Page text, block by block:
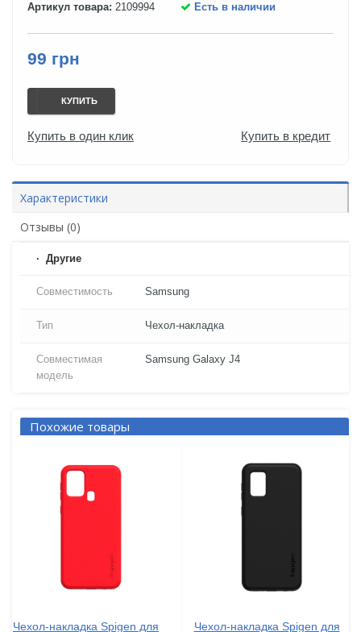
Артикул товара: 2109994 Есть в наличии
99 грн
КУПИТЬ
Купить в один клик Купить в кредит
Характеристики
Отзывы (0)
Другие
Совместимость Samsung
Тип Чехол-накладка
Совместимая
модель
Samsung Galaxy J4
Похожие товары
Чехол-накладка Spigen для
Чехол-накладка Spigen для